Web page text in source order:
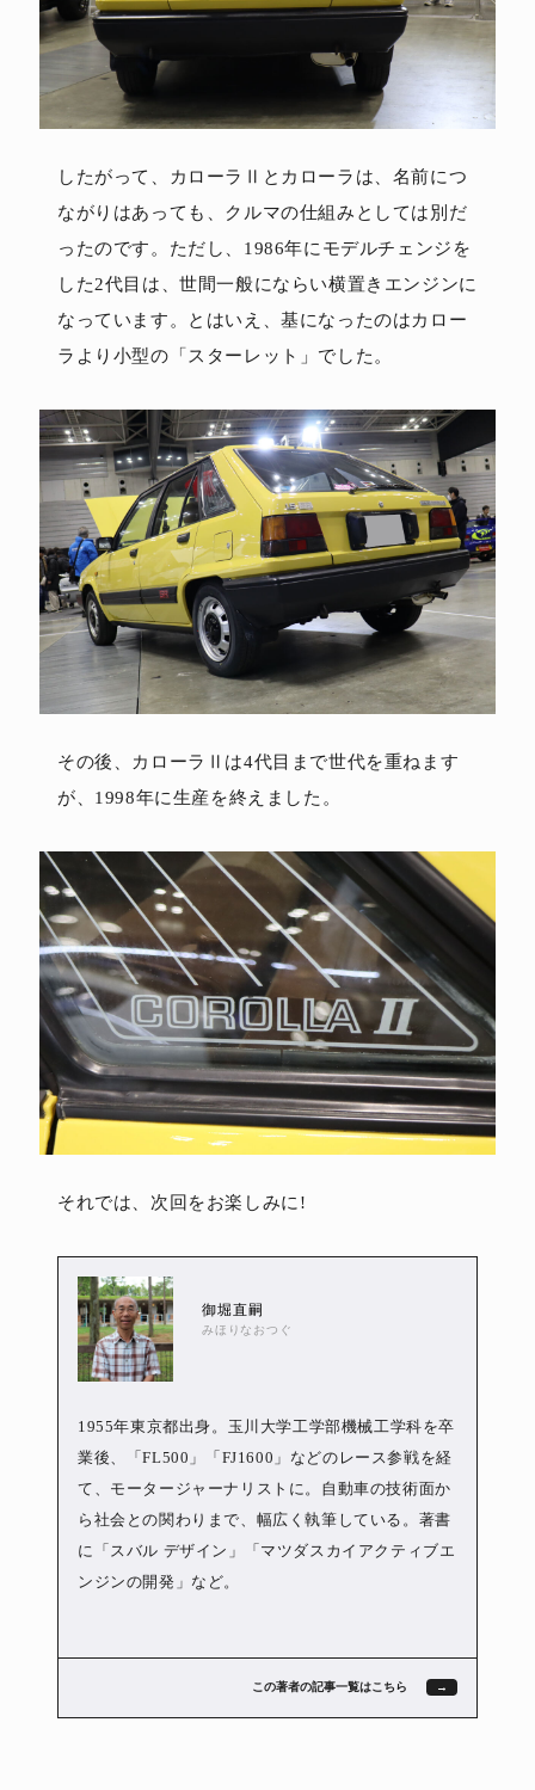
したがって、カローラⅡとカローラは、名前につ
ながりはあっても、クルマの仕組みとしては別だ
ったのです。ただし、1986年にモデルチェンジを
した2代目は、世間一般にならい横置きエンジンに
なっています。とはいえ、基になったのはカロー
ラより小型の「スターレット」でした。
その後、カローラⅡは4代目まで世代を重ねます
が、1998年に生産を終えました。
それでは、次回をお楽しみに!
御堀直嗣
みほりなおつぐ
1955年東京都出身。玉川大学工学部機械工学科を卒
業後、「FL500」「FJ1600」などのレース参戦を経
て、モータージャーナリストに。自動車の技術面か
ら社会との関わりまで、幅広く執筆している。著書
に「スバル デザイン」「マツダスカイアクティブエ
ンジンの開発」など。
この著者の記事一覧はこちら